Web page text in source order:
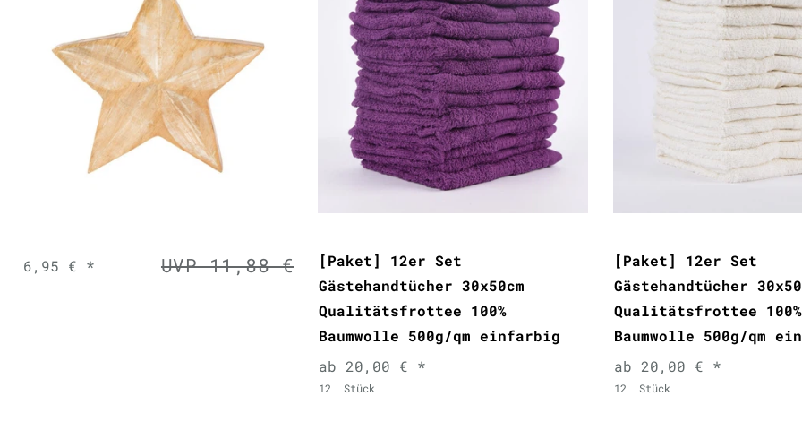
UVP 11,88 €
6,95 € *
[Paket] 12er Set
Gästehandtücher 30x50cm
Qualitätsfrottee 100%
Baumwolle 500g/qm einfarbig
ab 20,00 € *
12 Stück
[Paket] 12er Set
Gästehandtücher
Qualitätsfrottee 100%
Baumwolle 500g/qm
ab 20,00 € *
12 Stück